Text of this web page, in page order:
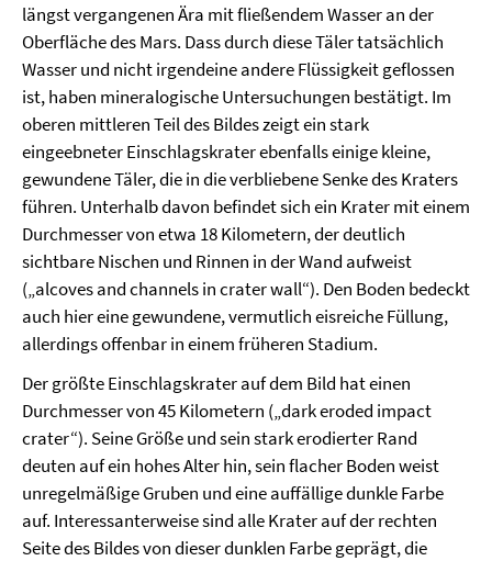
längst vergangenen Ära mit fließendem Wasser an der
Oberfläche des Mars. Dass durch diese Täler tatsächlich
Wasser und nicht irgendeine andere Flüssigkeit geflossen
ist, haben mineralogische Untersuchungen bestätigt. Im
oberen mittleren Teil des Bildes zeigt ein stark
eingeebneter Einschlagskrater ebenfalls einige kleine,
gewundene Täler, die in die verbliebene Senke des Kraters
führen. Unterhalb davon befindet sich ein Krater mit einem
Durchmesser von etwa 18 Kilometern, der deutlich
sichtbare Nischen und Rinnen in der Wand aufweist
(„alcoves and channels in crater wall“). Den Boden bedeckt
auch hier eine gewundene, vermutlich eisreiche Füllung,
allerdings offenbar in einem früheren Stadium.
Der größte Einschlagskrater auf dem Bild hat einen
Durchmesser von 45 Kilometern („dark eroded impact
crater“). Seine Größe und sein stark erodierter Rand
deuten auf ein hohes Alter hin, sein flacher Boden weist
unregelmäßige Gruben und eine auffällige dunkle Farbe
auf. Interessanterweise sind alle Krater auf der rechten
Seite des Bildes von dieser dunklen Farbe geprägt, die